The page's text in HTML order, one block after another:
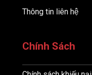
Thông tin liên hệ
Chính Sách